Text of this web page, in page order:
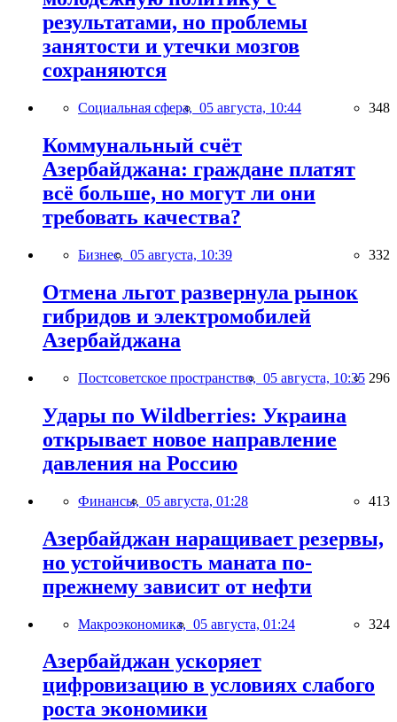
результатами, но проблемы
занятости и утечки мозгов
сохраняются
Социальная сфера, 05 августа, 10:44 348
Коммунальный счёт
Азербайджана: граждане платят
всё больше, но могут ли они
требовать качества?
Бизнес, 05 августа, 10:39 332
Отмена льгот развернула рынок
гибридов и электромобилей
Азербайджана
Постсоветское пространство, 05 августа, 10:35 296
Удары по Wildberries: Украина
открывает новое направление
давления на Россию
Финансы, 05 августа, 01:28 413
Азербайджан наращивает резервы,
но устойчивость маната по-
прежнему зависит от нефти
Макроэкономика, 05 августа, 01:24 324
Азербайджан ускоряет
цифровизацию в условиях слабого
роста экономики